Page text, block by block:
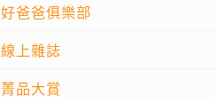
好爸爸俱樂部
線上雜誌
菁品大賞